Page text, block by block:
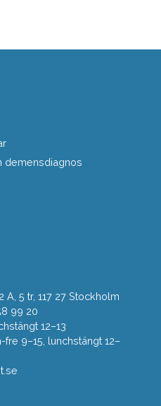
demensdiagnos
5 tr, 117 27 Stockholm
99 20
12–13
9–15, lunchstängt 12–